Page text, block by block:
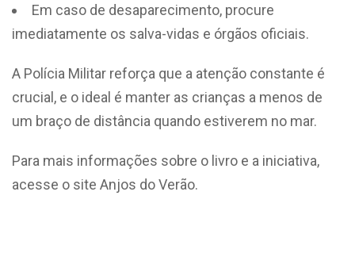
Em caso de desaparecimento, procure
imediatamente os salva-vidas e órgãos oficiais.
A Polícia Militar reforça que a atenção constante é
crucial, e o ideal é manter as crianças a menos de
um braço de distância quando estiverem no mar.
Para mais informações sobre o livro e a iniciativa,
acesse o site Anjos do Verão.